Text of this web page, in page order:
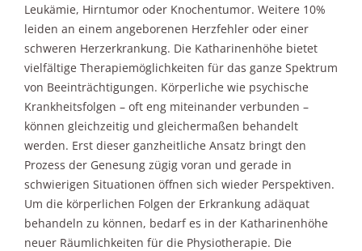
Leukämie, Hirntumor oder Knochentumor. Weitere 10%
leiden an einem angeborenen Herzfehler oder einer
schweren Herzerkrankung. Die Katharinenhöhe bietet
vielfältige Therapiemöglichkeiten für das ganze Spektrum
von Beeinträchtigungen. Körperliche wie psychische
Krankheitsfolgen – oft eng miteinander verbunden –
können gleichzeitig und gleichermaßen behandelt
werden. Erst dieser ganzheitliche Ansatz bringt den
Prozess der Genesung zügig voran und gerade in
schwierigen Situationen öffnen sich wieder Perspektiven.
Um die körperlichen Folgen der Erkrankung adäquat
behandeln zu können, bedarf es in der Katharinenhöhe
neuer Räumlichkeiten für die Physiotherapie. Die